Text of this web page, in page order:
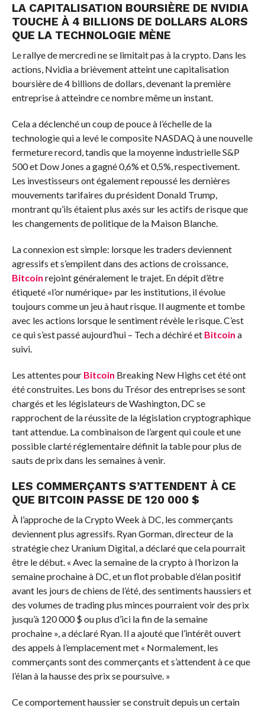
LA CAPITALISATION BOURSIÈRE DE NVIDIA
TOUCHE À 4 BILLIONS DE DOLLARS ALORS
QUE LA TECHNOLOGIE MÈNE
Le rallye de mercredi ne se limitait pas à la crypto. Dans les
actions, Nvidia a brièvement atteint une capitalisation
boursière de 4 billions de dollars, devenant la première
entreprise à atteindre ce nombre même un instant.
Cela a déclenché un coup de pouce à l’échelle de la
technologie qui a levé le composite NASDAQ à une nouvelle
fermeture record, tandis que la moyenne industrielle S&P
500 et Dow Jones a gagné 0,6% et 0,5%, respectivement.
Les investisseurs ont également repoussé les dernières
mouvements tarifaires du président Donald Trump,
montrant qu’ils étaient plus axés sur les actifs de risque que
les changements de politique de la Maison Blanche.
La connexion est simple: lorsque les traders deviennent
agressifs et s’empilent dans des actions de croissance,
Bitcoin rejoint généralement le trajet. En dépit d’être
étiqueté «l’or numérique» par les institutions, il évolue
toujours comme un jeu à haut risque. Il augmente et tombe
avec les actions lorsque le sentiment révèle le risque. C’est
ce qui s’est passé aujourd’hui – Tech a déchiré et Bitcoin a
suivi.
Les attentes pour Bitcoin Breaking New Highs cet été ont
été construites. Les bons du Trésor des entreprises se sont
chargés et les législateurs de Washington, DC se
rapprochent de la réussite de la législation cryptographique
tant attendue. La combinaison de l’argent qui coule et une
possible clarté réglementaire définit la table pour plus de
sauts de prix dans les semaines à venir.
LES COMMERÇANTS S’ATTENDENT À CE
QUE BITCOIN PASSE DE 120 000 $
À l’approche de la Crypto Week à DC, les commerçants
deviennent plus agressifs. Ryan Gorman, directeur de la
stratégie chez Uranium Digital, a déclaré que cela pourrait
être le début. « Avec la semaine de la crypto à l’horizon la
semaine prochaine à DC, et un flot probable d’élan positif
avant les jours de chiens de l’été, des sentiments haussiers et
des volumes de trading plus minces pourraient voir des prix
jusqu’à 120 000 $ ou plus d’ici la fin de la semaine
prochaine », a déclaré Ryan. Il a ajouté que l’intérêt ouvert
des appels à l’emplacement met « Normalement, les
commerçants sont des commerçants et s’attendent à ce que
l’élan à la hausse des prix se poursuive. »
Ce comportement haussier se construit depuis un certain